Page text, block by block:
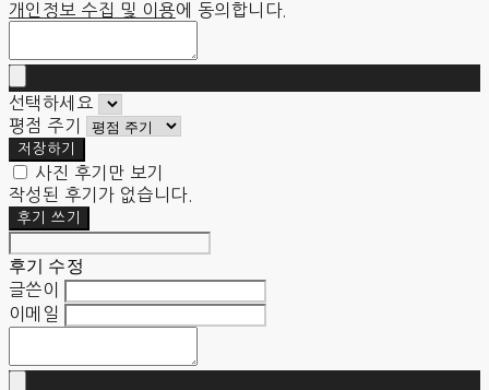
개인정보 수집 및 이용에 동의합니다.
선택하세요
평점 주기
저장하기
사진 후기만 보기
작성된 후기가 없습니다.
후기 쓰기
후기 수정
글쓴이
이메일